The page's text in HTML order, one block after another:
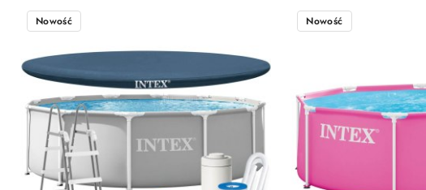
Nowość Nowość